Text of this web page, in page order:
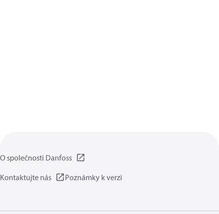
O společnosti Danfoss
Kontaktujte nás
Poznámky k verzi